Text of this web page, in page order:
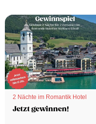
2 Nächte im Romantik Hotel
Jetzt gewinnen!